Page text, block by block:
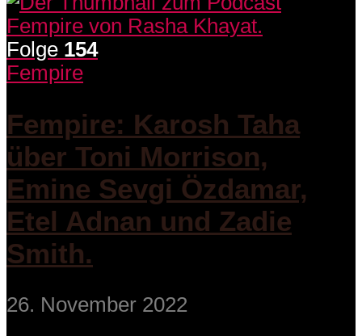
Folge 154
Fempire
Fempire: Karosh Taha
über Toni Morrison,
Emine Sevgi Özdamar,
Etel Adnan und Zadie
Smith.
26. November 2022